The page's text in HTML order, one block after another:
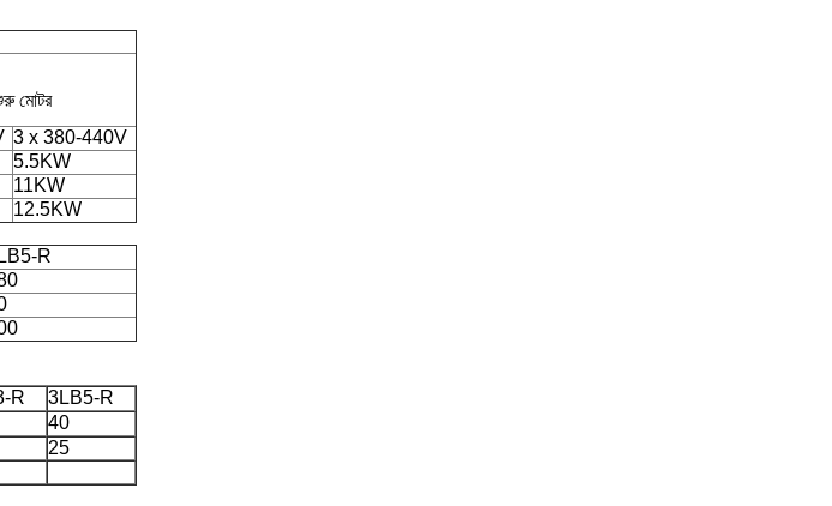
মোটর
3 x 380-440V
5.5KW
11KW
12.5KW
R
R
3LB5-R
40
25